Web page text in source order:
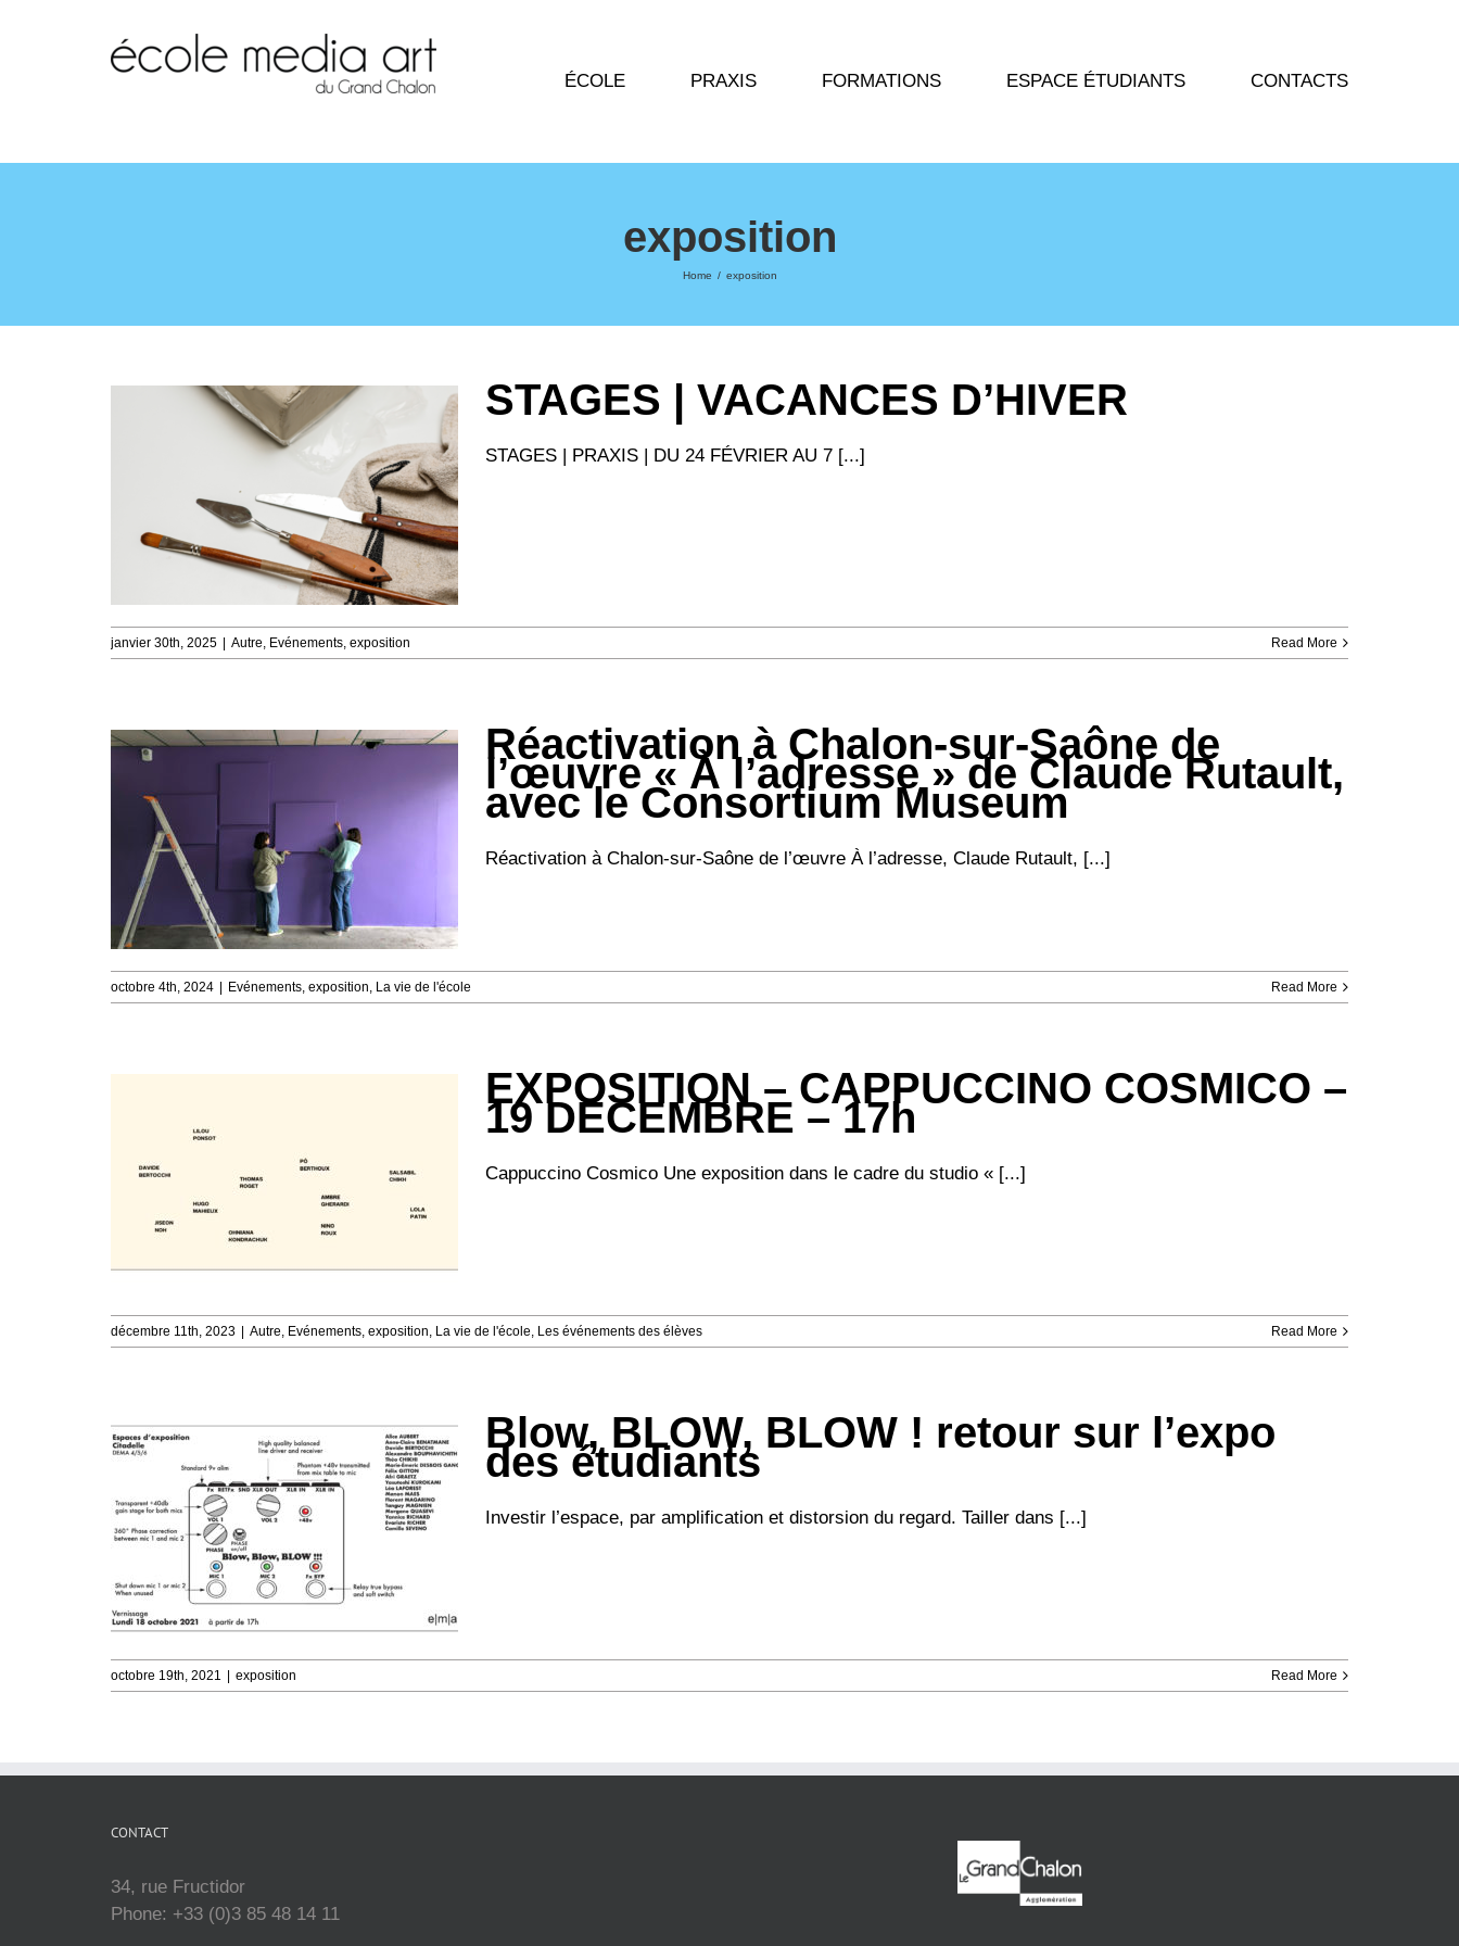
ÉCOLE PRAXIS FORMATIONS ESPACE ÉTUDIANTS CONTACTS
exposition
Home / exposition
STAGES | VACANCES D’HIVER
STAGES | PRAXIS | DU 24 FÉVRIER AU 7 [...]
janvier 30th, 2025 Autre, Evénements, exposition Read More
Consortium Museum
Réactivation à Chalon-sur-Saône de
l’œuvre « À l’adresse » de Claude Rutault,
avec le Consortium Museum
Réactivation à Chalon-sur-Saône de l’œuvre À l’adresse, Claude Rutault, [...]
octobre 4th, 2024 Evénements, exposition, La vie de l'école Read More
EXPOSITION – CAPPUCCINO COSMICO –
19 DECEMBRE – 17h
Cappuccino Cosmico Une exposition dans le cadre du studio « [...]
décembre 11th, 2023 Autre, Evénements, exposition, La vie de l'école, Les événements des élèves Read More
Blow, BLOW, BLOW ! retour sur l’expo
des étudiants
Investir l’espace, par amplification et distorsion du regard. Tailler dans [...]
octobre 19th, 2021 exposition Read More
CONTACT
34, rue Fructidor
Phone: +33 (0)3 85 48 14 11